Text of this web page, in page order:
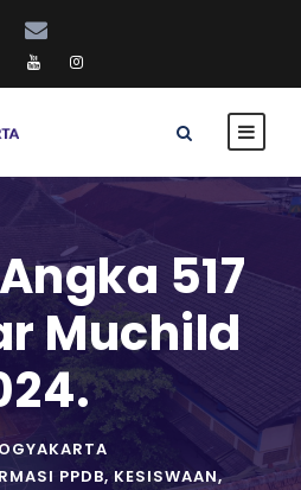
517
Muchild
PPDB, KESISWAAN,